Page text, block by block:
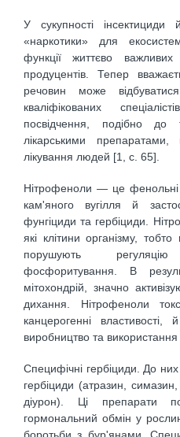
У сукупності
«наркотики» для
функції життєво
продуцентів. Тепер
речовин може
кваліфікованих
посвідчення, подібно
лікарськими
лікування людей [1, с. 65].
Нітрофеноли — це
кам'яного вугілля й
фунгіциди та гербіциди.
які клітини організму,
порушують
фосфоритування. В
мітохондрій, значно
дихання. Нітрофеноли
канцерогенні
виробництво та
Специфічні гербіциди. До них
гербіциди (атразин,
діурон). Ці препарати
гормональний обмін у